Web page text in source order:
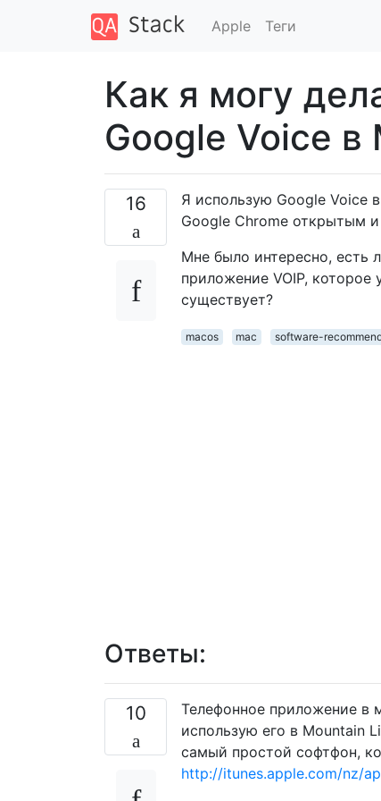
Apple Теги
Как я могу
Google Voice в
16
Я использую Google Voice
Google Chrome открытым
Мне было интересно, есть
приложение VOIP, которое
существует?
macos mac software-
Ответы:
10
Телефонное приложение в
использую его в Mountain
самый простой софтфон,
http://itunes.apple.com/nz/